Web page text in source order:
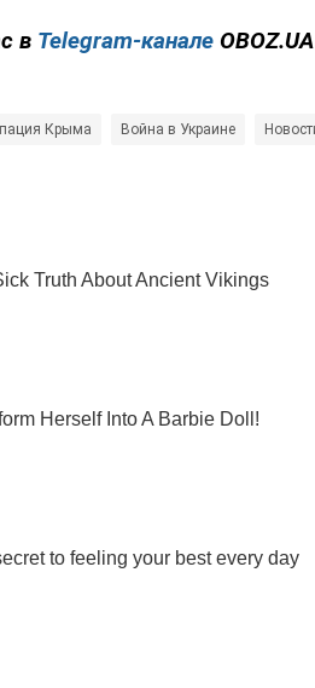
в Telegram-канале
Крыма Война в Украине